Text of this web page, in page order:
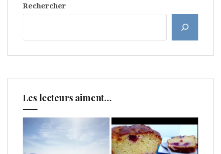
Rechercher
Les lecteurs aiment…